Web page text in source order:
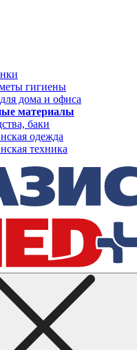
гигиены
дома и офиса
материалы
баки
одежда
техника